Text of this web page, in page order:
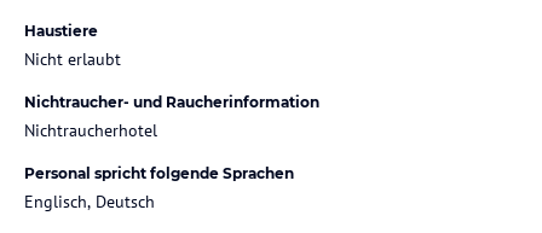
Haustiere
Nicht erlaubt
Nichtraucher- und Raucherinformation
Nichtraucherhotel
Personal spricht folgende Sprachen
Englisch, Deutsch